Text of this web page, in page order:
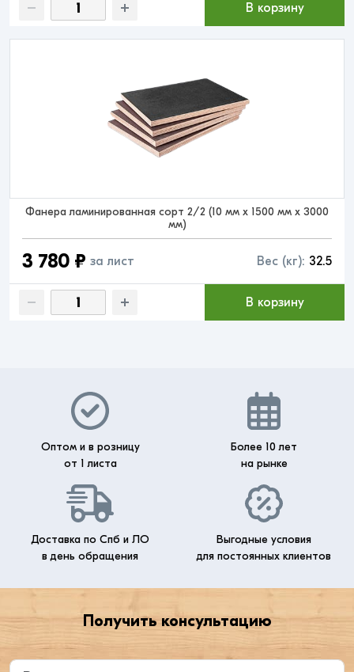
В корзину
Фанера ламинированная сорт 2/2 (10 мм x 1500 мм x 3000
мм)
3 780 ₽ за лист Вес (кг): 32.5
В корзину
Оптом и в розницу
от 1 листа
Более 10 лет
на рынке
Доставка по Спб и ЛО
в день обращения
Выгодные условия
для постоянных клиентов
Получить консультацию
Введите ваше имя